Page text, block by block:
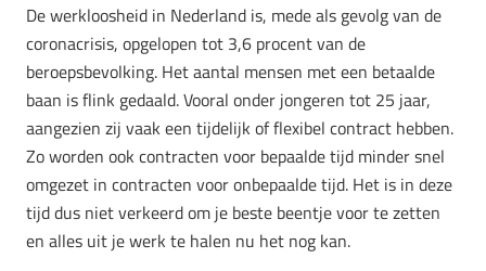
De werkloosheid in Nederland is, mede als gevolg van de
coronacrisis, opgelopen tot 3,6 procent van de
beroepsbevolking. Het aantal mensen met een betaalde
baan is flink gedaald. Vooral onder jongeren tot 25 jaar,
aangezien zij vaak een tijdelijk of flexibel contract hebben.
Zo worden ook contracten voor bepaalde tijd minder snel
omgezet in contracten voor onbepaalde tijd. Het is in deze
tijd dus niet verkeerd om je beste beentje voor te zetten
en alles uit je werk te halen nu het nog kan.